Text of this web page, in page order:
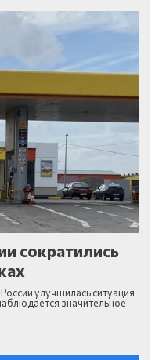
сократились
улучшилась ситуация
значительное